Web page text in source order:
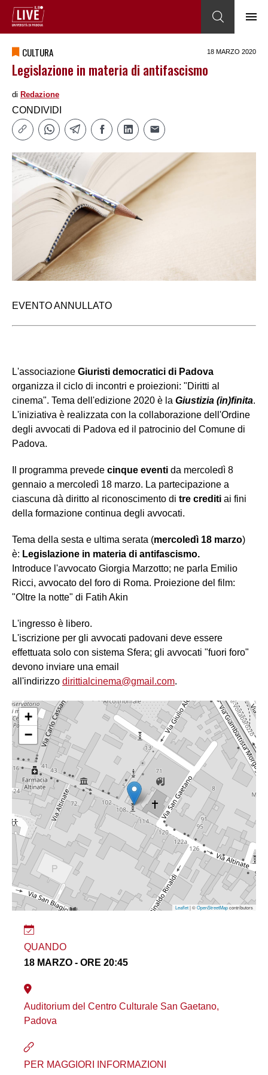
CULTURA 18 MARZO 2020
Legislazione in materia di antifascismo
di Redazione
CONDIVIDI
EVENTO ANNULLATO
L'associazione Giuristi democratici di Padova
organizza il ciclo di incontri e proiezioni: "Diritti al
cinema". Tema dell'edizione 2020 è la Giustizia (in)finita.
L'iniziativa è realizzata con la collaborazione dell'Ordine
degli avvocati di Padova ed il patrocinio del Comune di
Padova.
Il programma prevede cinque eventi da mercoledì 8
gennaio a mercoledì 18 marzo. La partecipazione a
ciascuna dà diritto al riconoscimento di tre crediti ai fini
della formazione continua degli avvocati.
Tema della sesta e ultima serata (mercoledì 18 marzo)
è: Legislazione in materia di antifascismo.
Introduce l'avvocato Giorgia Marzotto; ne parla Emilio
Ricci, avvocato del foro di Roma. Proiezione del film:
"Oltre la notte" di Fatih Akin
L'ingresso è libero.
L'iscrizione per gli avvocati padovani deve essere
effettuata solo con sistema Sfera; gli avvocati "fuori foro"
devono inviare una email
all'indirizzo dirittialcinema@gmail.com.
+
−
Leaflet| ©OpenStreetMapcontributors
QUANDO
18 MARZO - ORE 20:45
Auditorium del Centro Culturale San Gaetano,
Padova
PER MAGGIORI INFORMAZIONI